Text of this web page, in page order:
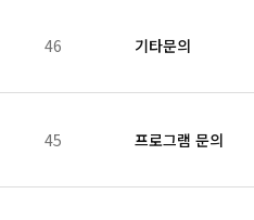
46 기타문의
45 프로그램 문의